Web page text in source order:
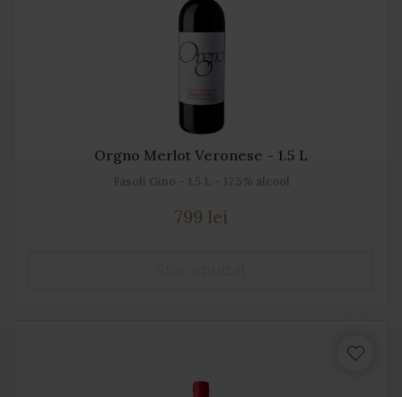
Orgno Merlot Veronese - 1.5 L
Fasoli Gino - 1.5 L - 17.5% alcool
799 lei